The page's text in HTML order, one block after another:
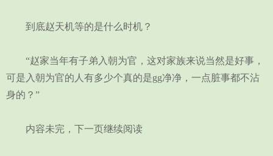
到底赵天机等的是什么时机？
“赵家当年有子弟入朝为官，这对家族来说当然是好事，
可是入朝为官的人有多少个真的是gg净净，一点脏事都不沾
身的？”
内容未完，下一页继续阅读